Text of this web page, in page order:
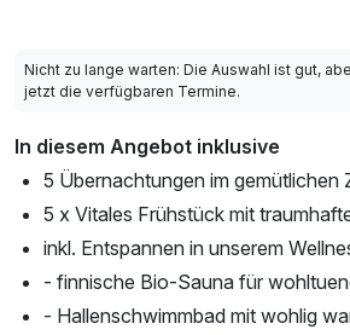
Nicht zu lange warten: Die Auswahl ist gut,
jetzt die verfügbaren Termine.
In diesem Angebot inklusive
5 Übernachtungen im gemütlichen
5 x Vitales Frühstück mit
inkl. Entspannen in unserem
- finnische Bio-Sauna für
- Hallenschwimmbad mit wohlig